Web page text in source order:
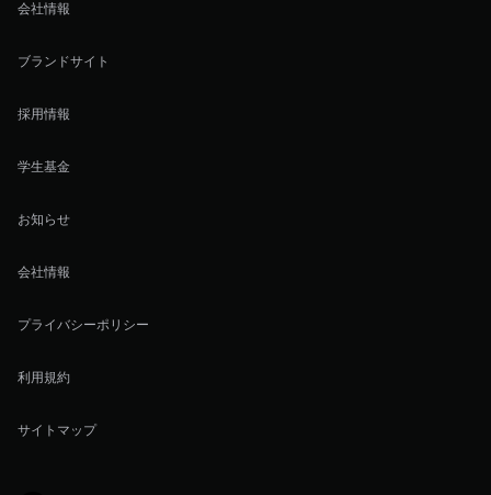
会社情報
ブランドサイト
採用情報
学生基金
お知らせ
会社情報
プライバシーポリシー
利用規約
サイトマップ